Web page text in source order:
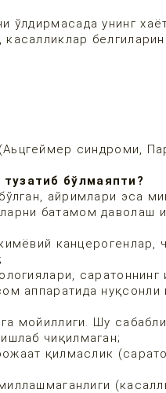
ўлдирмасада унинг
касалликлар
синдроми,
бўлмаяпти?
айримлари эса
батамом даволаш
канцерогенлар,
аппаратида
мойиллиги. Шу
чиқилмаган;
қилмаслик